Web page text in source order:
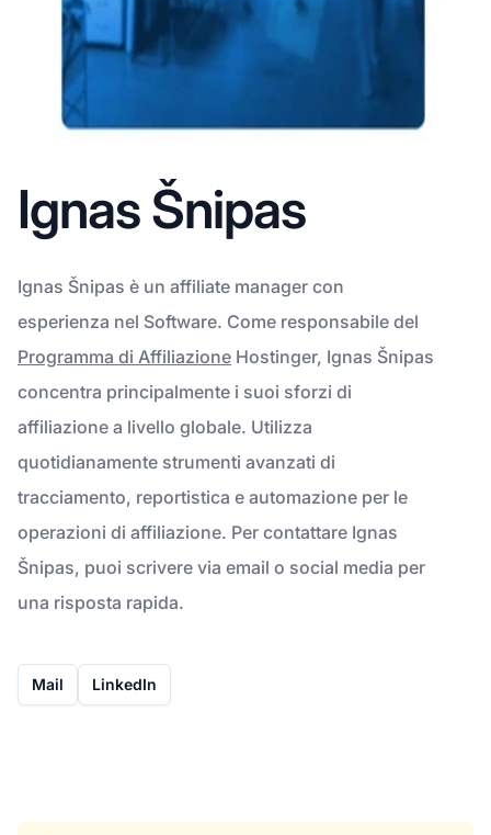
Ignas Šnipas
Ignas Šnipas è un affiliate manager con
esperienza nel Software. Come responsabile del
Programma di Affiliazione Hostinger, Ignas Šnipas
concentra principalmente i suoi sforzi di
affiliazione a livello globale. Utilizza
quotidianamente strumenti avanzati di
tracciamento, reportistica e automazione per le
operazioni di affiliazione. Per contattare Ignas
Šnipas, puoi scrivere via email o social media per
una risposta rapida.
Mail LinkedIn